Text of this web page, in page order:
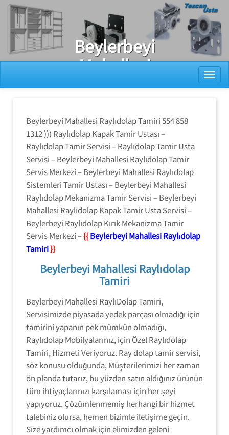
Ray Dolap Tamiri
Beylerbeyi
Mahallesi
Raylıdolap
Beylerbeyi Mahallesi Raylıdolap Tamiri 554 858
1312 ))) Raylıdolap Kapak Tamir Ustası –
Raylıdolap Tamir Servisi – Raylıdolap Tamir Usta
Servisi – Beylerbeyi Mahallesi Raylıdolap Tamir
Servis Merkezi – Beylerbeyi Mahallesi Raylıdolap
Sistemleri Tamir Ustası – Beylerbeyi Mahallesi
Raylıdolap Mekanizma Tamir Servisi – Beylerbeyi
Mahallesi Raylıdolap Kapak Tamir Usta Servisi –
Beylerbeyi Raylıdolap Kırık Mekanizma Tamir
Servis Merkezi –{{Beylerbeyi Mahallesi Raylıdolap
Tamiri}}
Beylerbeyi Mahallesi Raylıdolap
Tamiri
Beylerbeyi Mahallesi RaylıDolap Tamiri,
Servisimizde piyasada yedek parçası olmadığı için
tamirini yapanın pek mümkün olmadığı,
Raylıdolap Mobilyalarınız, için Özel Raylıdolap
Tamiri, Hizmeti Veriyoruz. Ray dolap tamir servisi,
söz konusu olduğunda, Müşterilerimizi her zaman
ön planda tutarız, bu yüzden satın aldığınız ürünün
tüm ihtiyaçlarınızı karşılaması için her şeyi
yapıyoruz. Çözümlenmemiş herhangi bir hizmet
talebiniz olursa, hemen bizimle iletişime geçin.
Size yardımcı olmak için elimizden geleni